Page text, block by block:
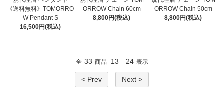
《送料無料》TOMORRO
W Pendant S
16,500円(税込)
ORROW Chain 60cm
8,800円(税込)
ORROW Chain 50cm
8,800円(税込)
全 33 商品 13 - 24 表示
< Prev Next >